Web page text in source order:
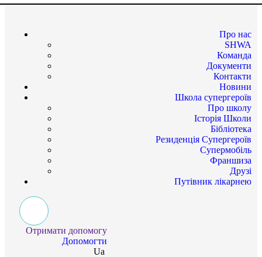
Про нас
SHWA
Команда
Документи
Контакти
Новини
Школа супергероїв
Про школу
Історія Школи
Бібліотека
Резиденція Супергероїв
Супермобіль
Франшиза
Друзі
Путівник лікарнею
Отримати допомогу
Допомогти
Ua